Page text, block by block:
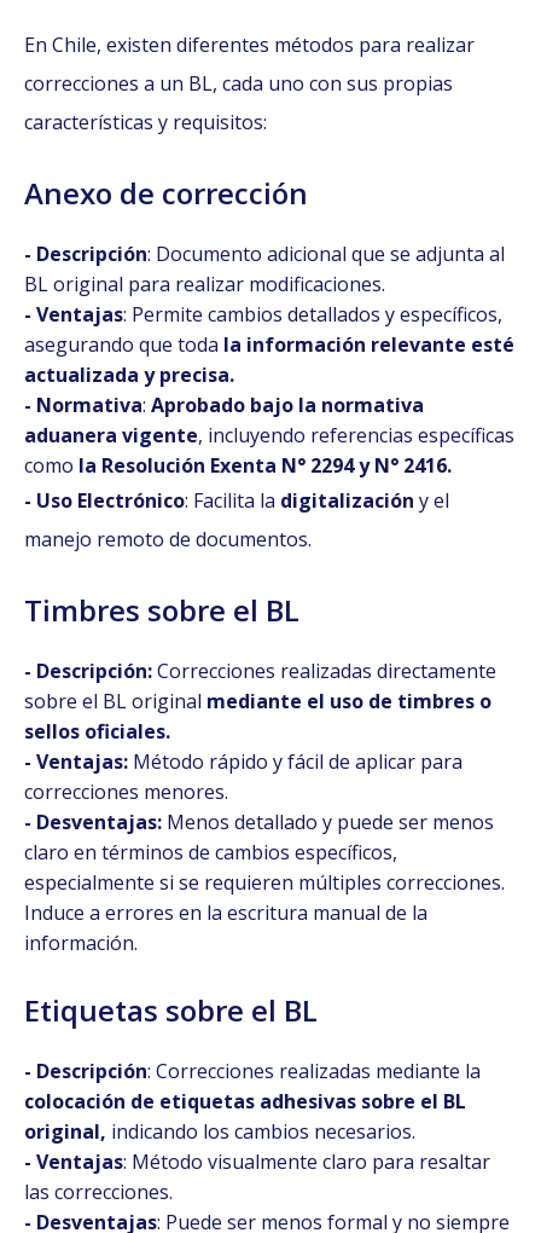
En Chile, existen diferentes métodos para realizar
correcciones a un BL, cada uno con sus propias
características y requisitos:
Anexo de corrección
- Descripción: Documento adicional que se adjunta al
BL original para realizar modificaciones.
- Ventajas: Permite cambios detallados y específicos,
asegurando que toda la información relevante esté
actualizada y precisa.
- Normativa: Aprobado bajo la normativa
aduanera vigente, incluyendo referencias específicas
como la Resolución Exenta N° 2294 y N° 2416.
- Uso Electrónico: Facilita la digitalización y el
manejo remoto de documentos.
Timbres sobre el BL
- Descripción:Correcciones realizadas directamente
sobre el BL original mediante el uso de timbres o
sellos oficiales.
- Ventajas: Método rápido y fácil de aplicar para
correcciones menores.
- Desventajas: Menos detallado y puede ser menos
claro en términos de cambios específicos,
especialmente si se requieren múltiples correcciones.
Induce a errores en la escritura manual de la
información.
Etiquetas sobre el BL
- Descripción: Correcciones realizadas mediante la
colocación de etiquetas adhesivas sobre el BL
original, indicando los cambios necesarios.
- Ventajas: Método visualmente claro para resaltar
las correcciones.
- Desventajas: Puede ser menos formal y no siempre